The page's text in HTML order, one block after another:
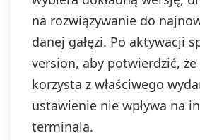
na rozwiązywanie do
danej gałęzi. Po aktywacji
version, aby potwierdzić, że
korzysta z właściwego
ustawienie nie wpływa na
terminala.